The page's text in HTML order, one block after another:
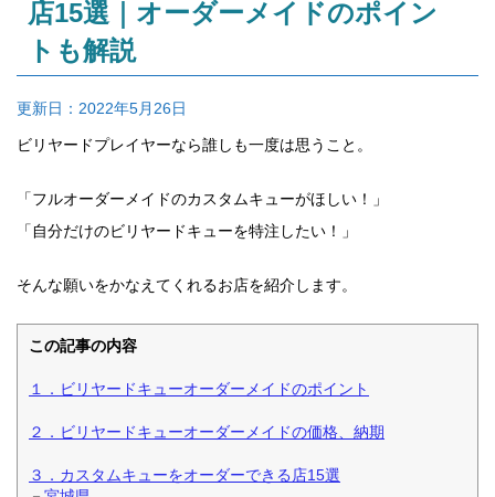
店15選｜オーダーメイドのポイン
トも解説
更新日： 2022年5月26日
ビリヤードプレイヤーなら誰しも一度は思うこと 。
「フルオーダーメイドのカスタムキューがほしい！」
「自分だけのビリヤードキューを特注したい！」
そんな願いをかなえてくれるお店を紹介します。
この記事の内容
１．ビリヤードキューオーダーメイドのポイント
２．ビリヤードキューオーダーメイドの価格、納期
３．カスタムキューをオーダーできる店15選